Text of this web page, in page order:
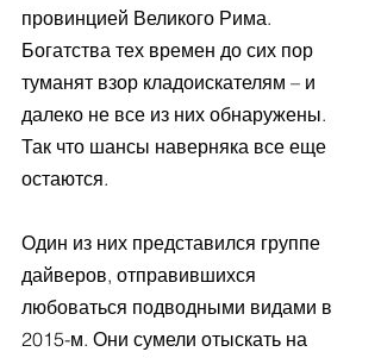
провинцией Великого Рима.
Богатства тех времен до сих пор
туманят взор кладоискателям – и
далеко не все из них обнаружены.
Так что шансы наверняка все еще
остаются.
Один из них представился группе
дайверов, отправившихся
любоваться подводными видами в
2015-м. Они сумели отыскать на